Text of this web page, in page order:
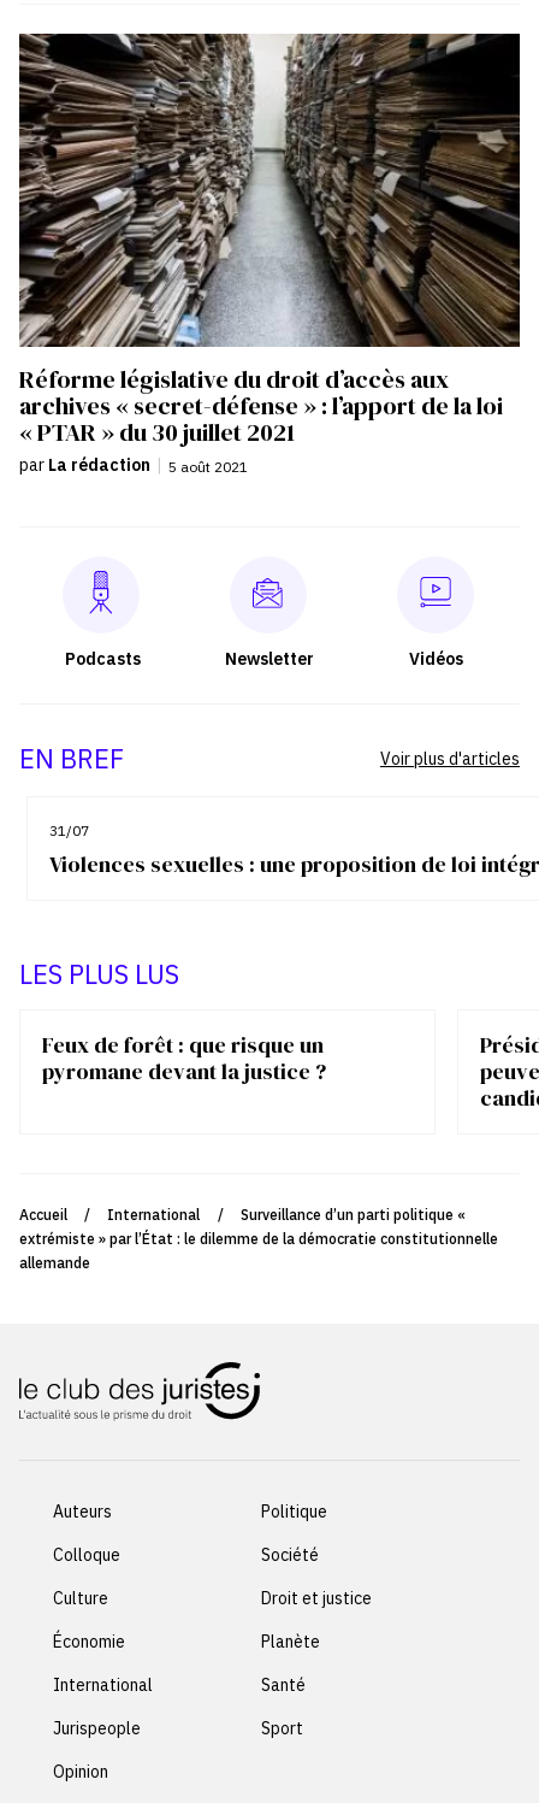
Réforme législative du droit d’accès aux
archives « secret-défense » : l’apport de la loi
« PTAR » du 30 juillet 2021
par La rédaction | 5 août 2021
Podcasts Newsletter Vidéos
EN BREF
31/07
Violences sexuelles : une proposition de loi
Voir plus d'articles
LES PLUS LUS
Feux de forêt : que risque un
pyromane devant la justice ?
Accueil / International /
Surveillance d’un parti politique «
extrémiste » par l’État : le dilemme de la démocratie constitutionnelle
allemande
Auteurs
Colloque
Culture
Économie
International
Jurispeople
Opinion
Politique
Société
Droit et justice
Planète
Santé
Sport